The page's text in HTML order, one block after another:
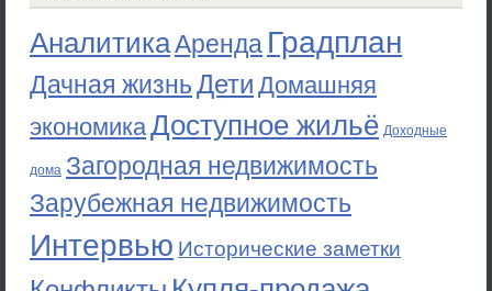
АналитикаАренда Градплан
Дачная жизньДети Домашняя
экономикаДоступное жильё Доходные
дома Загородная недвижимость
Зарубежная недвижимость
Интервью Исторические заметки